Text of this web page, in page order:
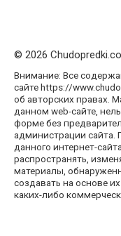
© 2026
Внимание: Все
сайте https://
об авторских правах.
данном web-сайте,
форме без
администрации сайта.
данного интернет-
распространять,
материалы,
создавать на основе
каких-либо